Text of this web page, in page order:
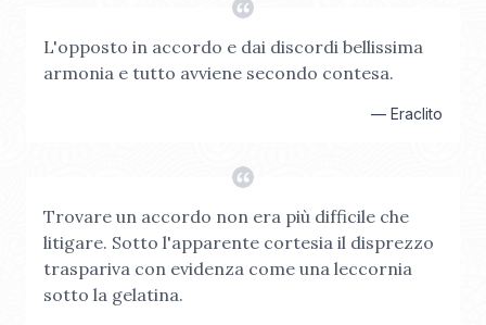
L'opposto in accordo e dai discordi bellissima
armonia e tutto avviene secondo contesa.
— Eraclito
Trovare un accordo non era più difficile che
litigare. Sotto l'apparente cortesia il disprezzo
traspariva con evidenza come una leccornia
sotto la gelatina.